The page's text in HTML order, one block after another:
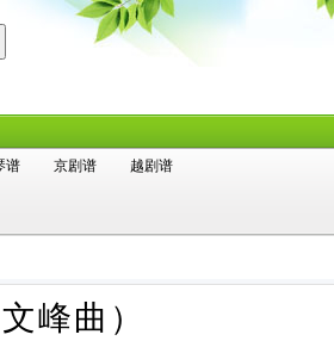
谱 京剧谱
越剧谱
峰曲）